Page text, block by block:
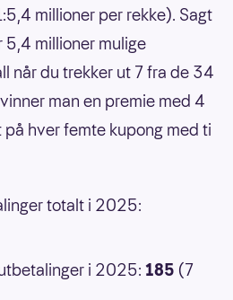
millioner per rekke). Sagt
5,4 millioner mulige
når du trekker ut 7 fra de 34
man en premie med 4
hver femte kupong med ti
totalt i 2025:
i 2025: 185 (7